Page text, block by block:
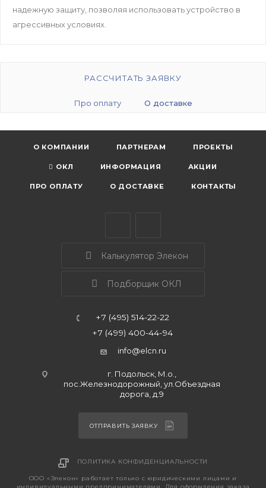
надежную защиту, позволяя использовать устройство в
агрессивных условиях.
РАССЧИТАТЬ ЗАЯВКУ
Про оплату О доставке
О КОМПАНИИ ПАРТНЕРАМ ПРОЕКТЫ
ОКЛ ИНФОРМАЦИЯ АКЦИИ
ПРО ОПЛАТУ О ДОСТАВКЕ КОНТАКТЫ
Калькулятор Элекон
Подборщик ОКЛ
+7 (495) 514-22-22
+7 (499) 400-44-94
info@elcn.ru
г. Подольск, М.о.,
пос.Железнодорожный, ул.Объездная
дорога, д.9
ОТПРАВИТЬ ЗАЯВКУ
ПОЛИТИКА КОНФИДЕНЦИАЛЬНОСТИ
ООО «Элекон» работает только с юридическими лицами и